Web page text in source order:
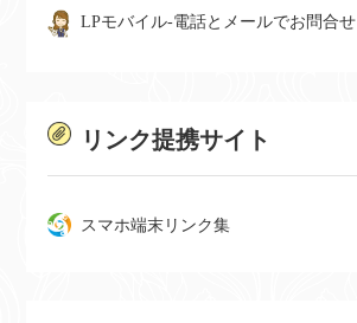
LPモバイル-電話とメールでお問合せ
リンク提携サイト
スマホ端末リンク集